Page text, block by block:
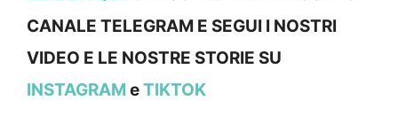
CANALE TELEGRAM E SEGUI I NOSTRI
VIDEO E LE NOSTRE STORIE SU
INSTAGRAMeTIKTOK